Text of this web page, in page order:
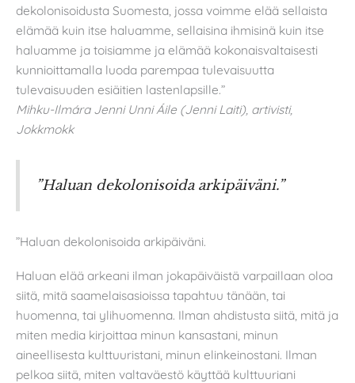
dekolonisoidusta Suomesta, jossa voimme elää sellaista
elämää kuin itse haluamme, sellaisina ihmisinä kuin itse
haluamme ja toisiamme ja elämää kokonaisvaltaisesti
kunnioittamalla luoda parempaa tulevaisuutta
tulevaisuuden esiäitien lastenlapsille.”
Mihku-Ilmára Jenni Unni Áile (Jenni Laiti), artivisti,
Jokkmokk
”Haluan dekolonisoida arkipäiväni.”
”Haluan dekolonisoida arkipäiväni.
Haluan elää arkeani ilman jokapäiväistä varpaillaan oloa
siitä, mitä saamelaisasioissa tapahtuu tänään, tai
huomenna, tai ylihuomenna. Ilman ahdistusta siitä, mitä ja
miten media kirjoittaa minun kansastani, minun
aineellisesta kulttuuristani, minun elinkeinostani. Ilman
pelkoa siitä, miten valtaväestö käyttää kulttuuriani